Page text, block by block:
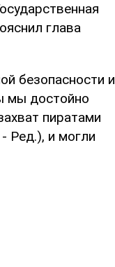
глава
безопасности и
мы достойно
пиратами
Ред.), и могли